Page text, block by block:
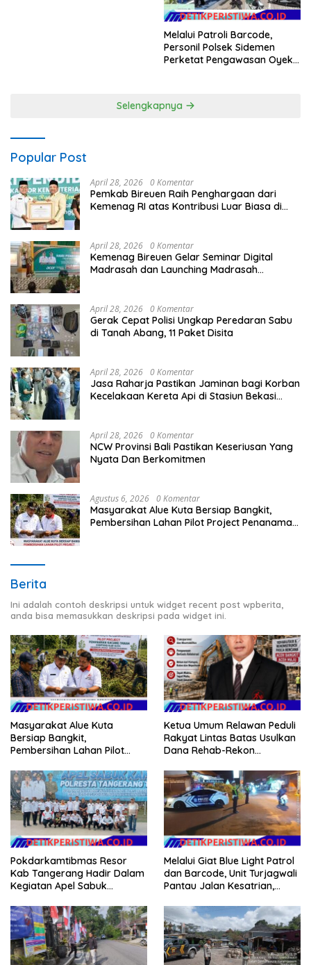
Melalui Patroli Barcode,
Personil Polsek Sidemen
Perketat Pengawasan Oyek
Selengkapnya
Popular Post
April 28, 2026 0 Komentar
Pemkab Bireuen Raih Penghargaan dari
Kemenag RI atas Kontribusi Luar Biasa di
April 28, 2026 0 Komentar
Kemenag Bireuen Gelar Seminar Digital
Madrasah dan Launching Madrasah
April 28, 2026 0 Komentar
Gerak Cepat Polisi Ungkap Peredaran Sabu
di Tanah Abang, 11 Paket Disita
April 28, 2026 0 Komentar
Jasa Raharja Pastikan Jaminan bagi Korban
Kecelakaan Kereta Api di Stasiun Bekasi
April 28, 2026 0 Komentar
NCW Provinsi Bali Pastikan Keseriusan Yang
Nyata Dan Berkomitmen
Agustus 6, 2026 0 Komentar
Masyarakat Alue Kuta Bersiap Bangkit,
Pembersihan Lahan Pilot Project Penanaman
Berita
Ini adalah contoh deskripsi untuk widget recent post wpberita,
anda bisa memasukkan deskripsi pada widget ini.
Masyarakat Alue Kuta
Bersiap Bangkit,
Pembersihan Lahan Pilot
Tanah Dimulai Sabtu
Ketua Umum Relawan Peduli
Rakyat Lintas Batas Usulkan
Dana Rehab-Rekon
Dikelola Langsung
Pemerintah Pusat
Pokdarkamtibmas Resor
Kab Tangerang Hadir Dalam
Kegiatan Apel Sabuk
Tangerang Tahun 2026
Melalui Giat Blue Light Patrol
dan Barcode, Unit Turjagwali
Pantau Jalan Kesatrian,